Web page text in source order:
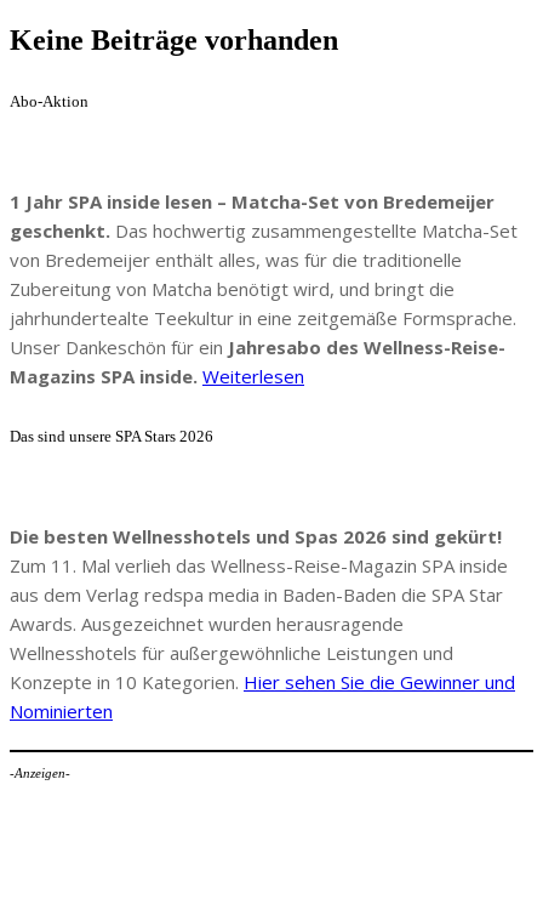
Keine Beiträge vorhanden
Abo-Aktion
1 Jahr SPA inside lesen – Matcha-Set von Bredemeijer
geschenkt. Das hochwertig zusammengestellte Matcha-Set
von Bredemeijer enthält alles, was für die traditionelle
Zubereitung von Matcha benötigt wird, und bringt die
jahrhundertealte Teekultur in eine zeitgemäße Formsprache.
Unser Dankeschön für ein Jahresabo des Wellness-Reise-
Magazins SPA inside. Weiterlesen
Das sind unsere SPA Stars 2026
Die besten Wellnesshotels und Spas 2026 sind gekürt!
Zum 11. Mal verlieh das Wellness-Reise-Magazin SPA inside
aus dem Verlag redspa media in Baden-Baden die SPA Star
Awards. Ausgezeichnet wurden herausragende
Wellnesshotels für außergewöhnliche Leistungen und
Konzepte in 10 Kategorien. Hier sehen Sie die Gewinner und
Nominierten
-Anzeigen-